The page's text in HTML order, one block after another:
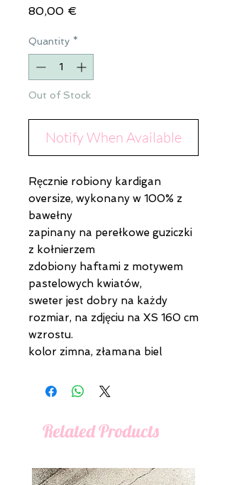
80,00 €
Quantity *
Out of Stock
Notify When Available
Ręcznie robiony kardigan
oversize, wykonany w 100% z
bawełny
zapinany na perełkowe guziczki
z kołnierzem
zdobiony haftami z motywem
pastelowych kwiatów,
sweter jest dobry na każdy
rozmiar, na zdjęciu na XS 160 cm
wzrostu.
kolor zimna, złamana biel
Related Products